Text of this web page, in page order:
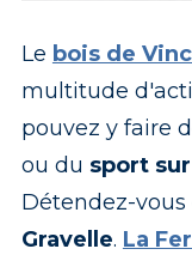
Le bois de
multitude
pouvez y faire
ou du sport
Détendez-
Gravelle. La